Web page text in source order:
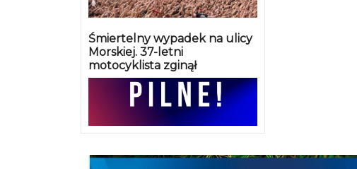
Śmiertelny wypadek na ulicy
Morskiej. 37-letni
motocyklista zginął